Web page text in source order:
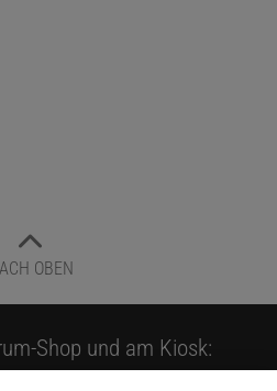
OBEN
Shop und am Kiosk: